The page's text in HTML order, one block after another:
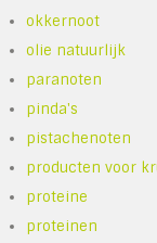
okkernoot
olie natuurlijk
paranoten
pinda's
pistachenoten
producten voor
proteine
proteinen